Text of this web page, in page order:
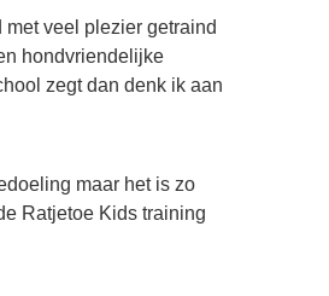
veel plezier getraind
hondvriendelijke
zegt dan denk ik aan
maar het is zo
Ratjetoe Kids training